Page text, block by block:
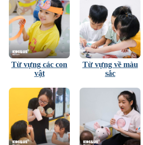
Từ vựng các con
vật
Từ vựng về màu
sắc